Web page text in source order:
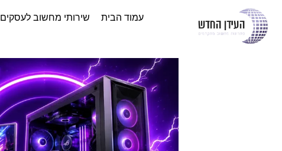
עמוד הבית שירותי מחשוב לעסקים